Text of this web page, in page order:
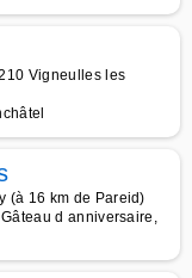
Vigneulles les
(à 16 km de Pareid)
d anniversaire,